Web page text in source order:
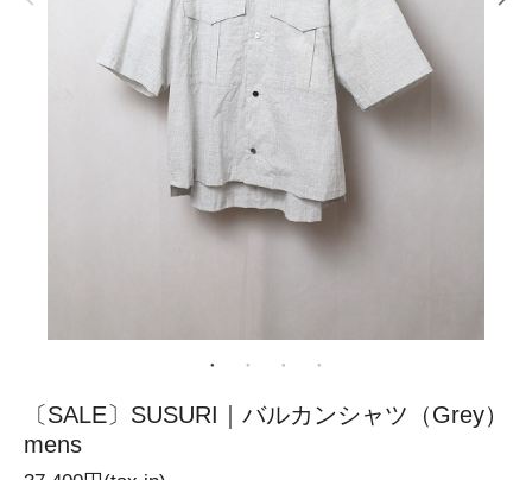
〔SALE〕SUSURI｜バルカンシャツ（Grey）
mens